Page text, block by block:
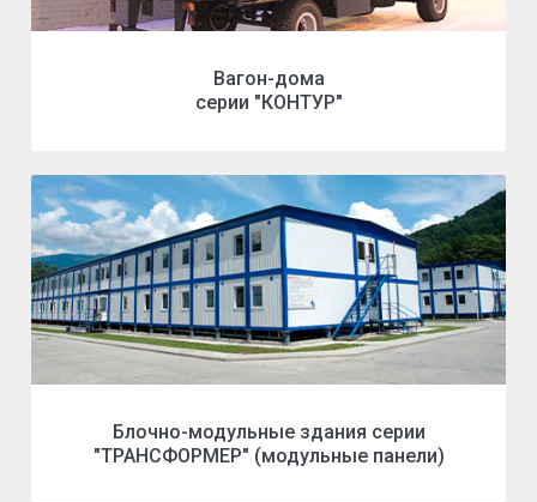
Вагон-дома
серии "КОНТУР"
Блочно-модульные здания серии
"ТРАНСФОРМЕР" (модульные панели)